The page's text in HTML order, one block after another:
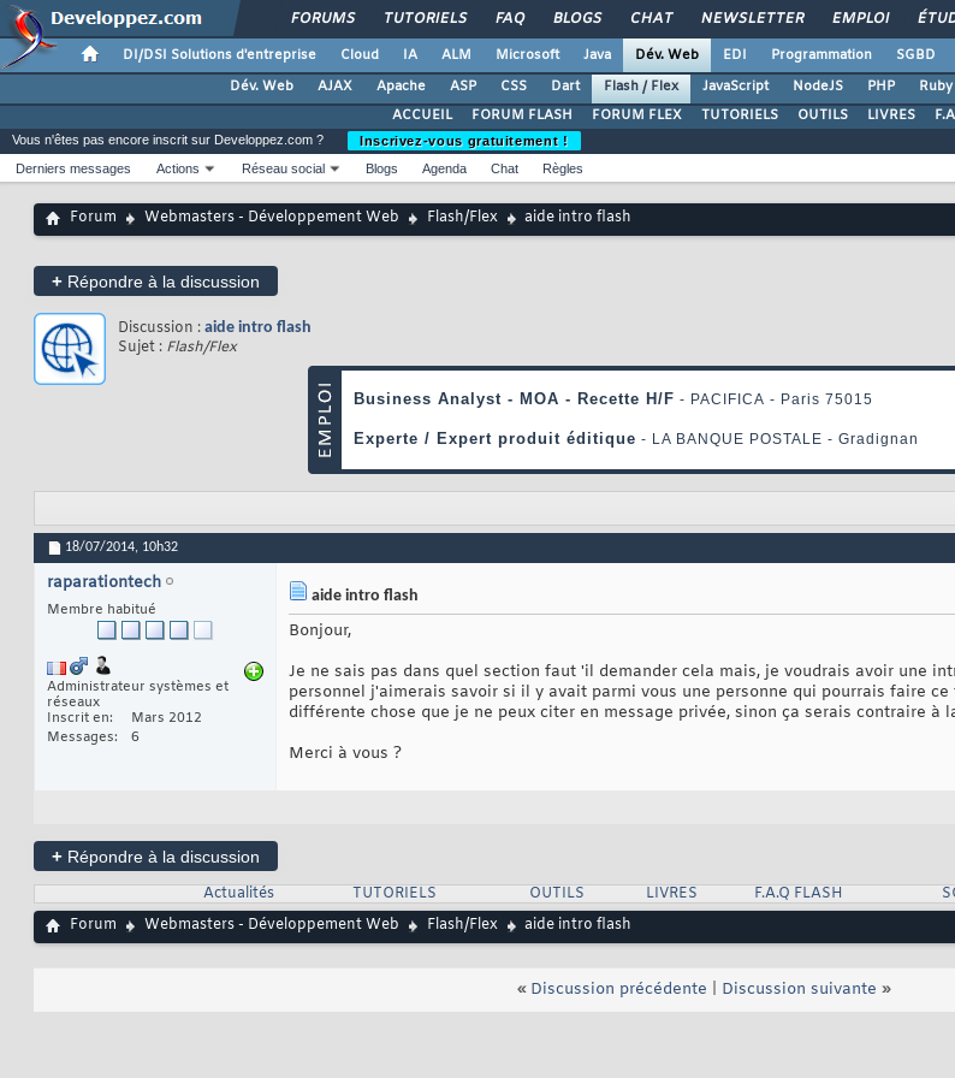
FORUMS TUTORIELS FAQ BLOGS CHAT NEWSLETTER EMPLOI
DI/DSI Solutions d'entreprise Cloud IA ALM Microsoft Java Dév. Web EDI Programmation SGBD
Dév. Web
AJAX Apache ASP CSS Dart Flash / Flex JavaScript NodeJS PHP Ruby
ACCUEIL
FORUM FLASH FORUM FLEX TUTORIELS OUTILS LIVRES
Vous n'êtes pas encore inscrit sur Developpez.com ?
Inscrivez-vous gratuitement !
Derniers messages
Actions Réseau social Blogs Agenda Chat Règles
Forum Webmasters - Développement Web Flash/Flex aide intro flash
+ Répondre à la discussion
Discussion : aide intro flash
Sujet : Flash/Flex
18/07/2014, 10h32
raparationtech
Membre habitué
Administrateur systèmes et
réseaux
Inscrit en
Mars 2012
Messages
6
aide intro flash
Bonjour,
Je ne sais pas dans quel section faut 'il demander cela mais, je voudrais avoir une
personnel j'aimerais savoir si il y avait parmi vous une personne qui pourrais faire
différente chose que je ne peux citer en message privée, sinon ça serais contraire à
Merci à vous ?
+ Répondre à la discussion
Actualités
TUTORIELS OUTILS LIVRES F.A.Q FLASH
Forum
Webmasters - Développement Web Flash/Flex aide intro flash
« Discussion précédente Discussion suivante »